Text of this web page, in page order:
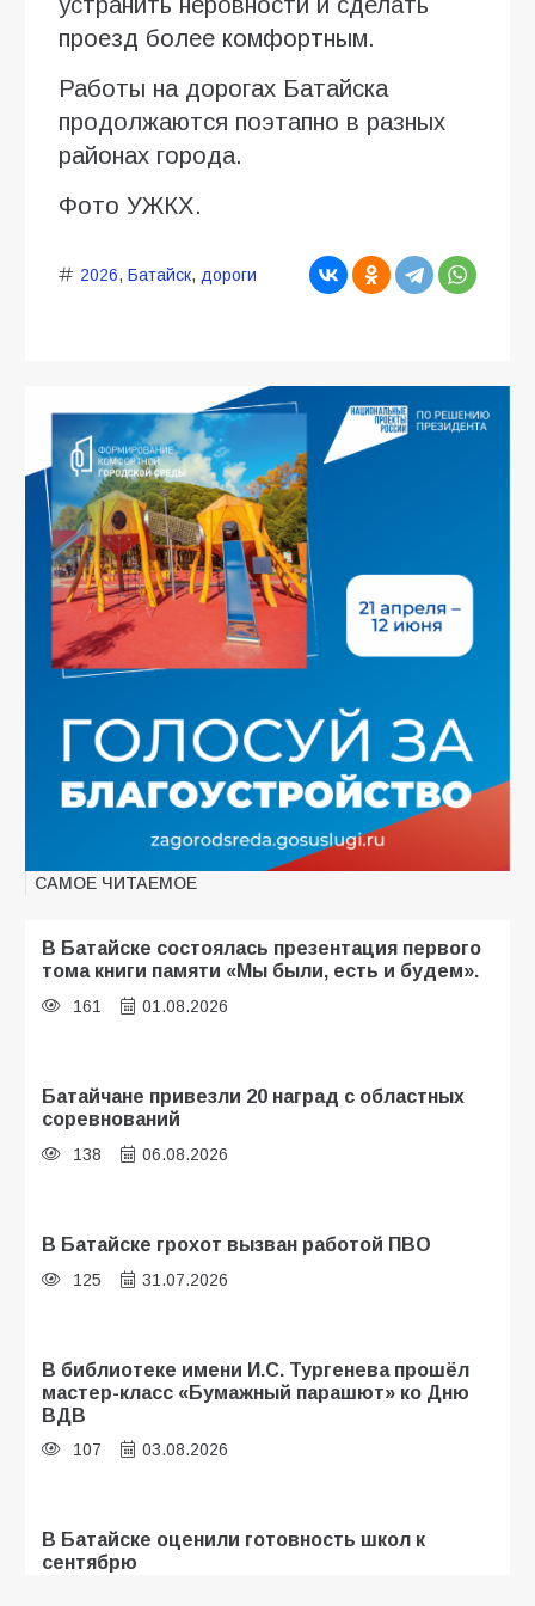
проезд более комфортным.
Работы на дорогах Батайска
продолжаются поэтапно в разных
районах города.
Фото УЖКХ.
2026, Батайск, дороги
САМОЕ ЧИТАЕМОЕ
В Батайске состоялась презентация первого
тома книги памяти «Мы были, есть и будем».
161 01.08.2026
Батайчане привезли 20 наград с областных
соревнований
138 06.08.2026
В Батайске грохот вызван работой ПВО
125 31.07.2026
В библиотеке имени И.С. Тургенева прошёл
мастер-класс «Бумажный парашют» ко Дню
ВДВ
107 03.08.2026
В Батайске оценили готовность школ к
сентябрю